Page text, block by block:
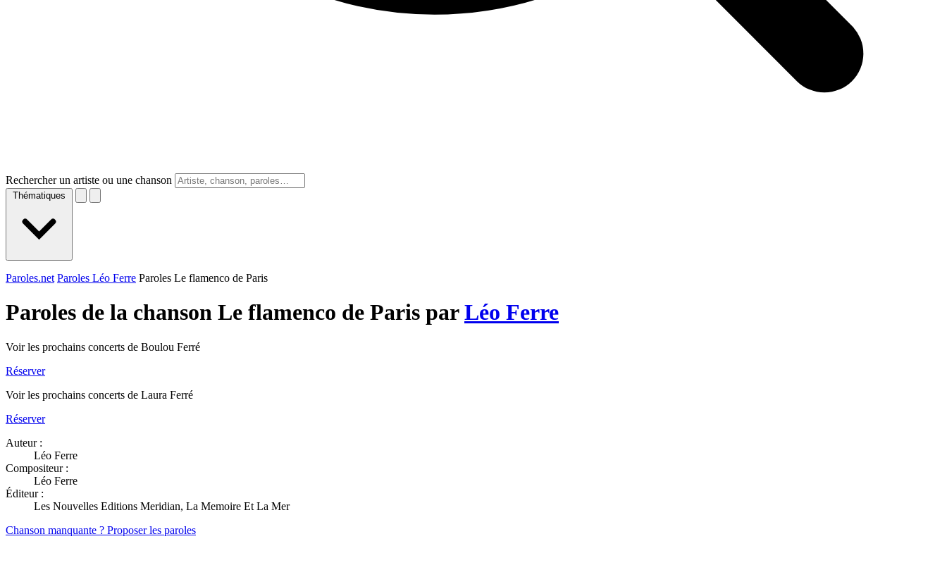
Rechercher un artiste ou une chanson
Thématiques
Paroles.net Paroles Léo Ferre Paroles Le flamenco de Paris
Paroles de la chanson Le flamenco de Paris parLéo Ferre
Voir les prochains concerts de Boulou Ferré
Réserver
Voir les prochains concerts de Laura Ferré
Réserver
Auteur :
Léo Ferre
Compositeur :
Léo Ferre
Éditeur :
Les Nouvelles Editions Meridian, La Memoire Et La Mer
Chanson manquante ? Proposer les paroles